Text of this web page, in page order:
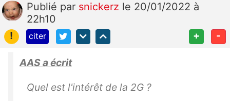
Publié par snickerz le 20/01/2022 à
22h10
!
citer + -
AAS a écrit
Quel est l'intérêt de la 2G ?